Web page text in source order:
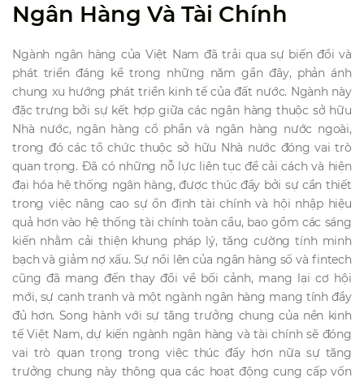
Ngân Hàng Và Tài Chính
Ngành ngân hàng của Việt Nam đã trải qua sự biến đổi và
phát triển đáng kể trong những năm gần đây, phản ánh
chung xu hướng phát triển kinh tế của đất nước. Ngành này
đặc trưng bởi sự kết hợp giữa các ngân hàng thuộc sở hữu
Nhà nước, ngân hàng cổ phần và ngân hàng nước ngoài,
trong đó các tổ chức thuộc sở hữu Nhà nước đóng vai trò
quan trọng. Đã có những nỗ lực liên tục để cải cách và hiện
đại hóa hệ thống ngân hàng, được thúc đẩy bởi sự cần thiết
trong việc nâng cao sự ổn định tài chính và hội nhập hiệu
quả hơn vào hệ thống tài chính toàn cầu, bao gồm các sáng
kiến nhằm cải thiện khung pháp lý, tăng cường tính minh
bạch và giảm nợ xấu. Sự nổi lên của ngân hàng số và fintech
cũng đã mang đến thay đổi về bối cảnh, mang lại cơ hội
mới, sự cạnh tranh và một ngành ngân hàng mang tính đầy
đủ hơn. Song hành với sự tăng trưởng chung của nền kinh
tế Việt Nam, dự kiến ngành ngân hàng và tài chính sẽ đóng
vai trò quan trọng trong việc thúc đẩy hơn nữa sự tăng
trưởng chung này thông qua các hoạt động cung cấp vốn